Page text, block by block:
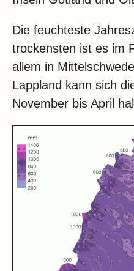
Die feuchteste
trockensten ist es im
allem in
Lappland kann sich
November bis April